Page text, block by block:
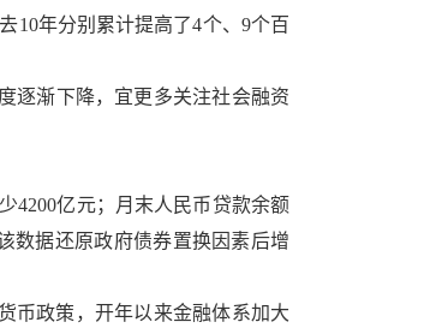
10年分别累计提高了4个、9个百
逐渐下降，宜更多关注社会融资
4200亿元；月末人民币贷款余额
数据还原政府债券置换因素后增
币政策，开年以来金融体系加大